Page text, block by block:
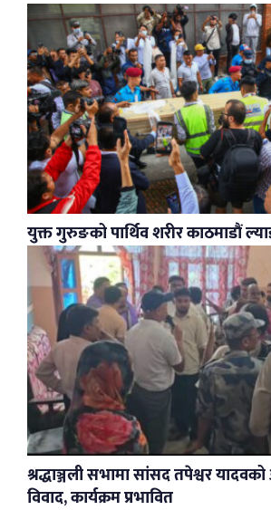
युक्त गुरुङको पार्थिव शरीर काठमाडौं
श्रद्धाञ्जली सभामा सांसद तपेश्वर
विवाद, कार्यक्रम प्रभावित